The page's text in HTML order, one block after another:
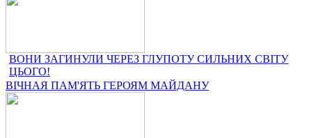
ВОНИ ЗАГИНУЛИ ЧЕРЕЗ ГЛУПОТУ СИЛЬНИХ СВІТУ
ЦЬОГО!
ВІЧНАЯ ПАМ'ЯТЬ ГЕРОЯМ МАЙДАНУ